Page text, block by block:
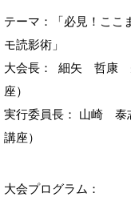
テーマ：「必見！ここ
モ読影術」
大会長： 細矢 哲康
座）
実行委員長： 山崎
講座）
大会プログラム：